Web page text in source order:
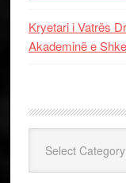
Kryetari i Vatrës
Akademinë e